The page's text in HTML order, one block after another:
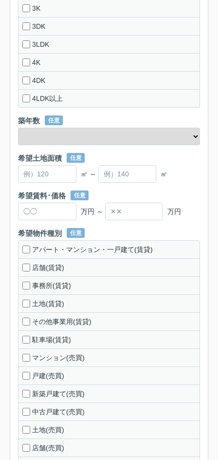
3K
3DK
3LDK
4K
4DK
4LDK以上
築年数 任意
希望土地面積 任意
㎡ ～ ㎡
希望賃料･価格 任意
万円 ～ 万円
希望物件種別 任意
アパート・マンション・一戸建て(賃貸)
店舗(賃貸)
事務所(賃貸)
土地(賃貸)
その他事業用(賃貸)
駐車場(賃貸)
マンション(売買)
戸建(売買)
新築戸建て(売買)
中古戸建て(売買)
土地(売買)
店舗(売買)